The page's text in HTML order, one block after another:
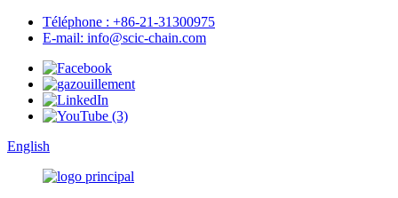
Téléphone : +86-21-31300975
E-mail: info@scic-chain.com
English